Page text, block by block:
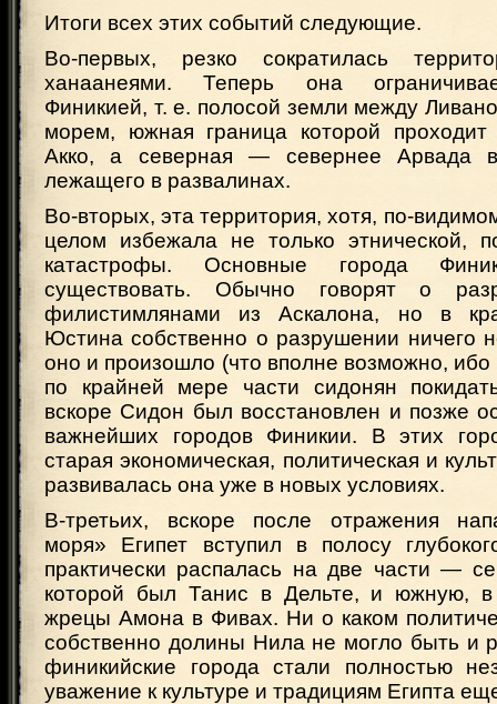
Итоги всех этих событий следующие.
Во-первых, резко сократилась
ханаанеями. Теперь она
Финикией, т. е. полосой земли между
морем, южная граница которой проходит
Акко, а северная — севернее Арвада
лежащего в развалинах.
Во-вторых, эта территория, хотя, по-
целом избежала не только этнической,
катастрофы. Основные города
существовать. Обычно говорят о
филистимлянами из Аскалона, но в
Юстина собственно о разрушении ничего
оно и произошло (что вполне возможно,
по крайней мере части сидонян
вскоре Сидон был восстановлен и позже
важнейших городов Финикии. В этих
старая экономическая, политическая и
развивалась она уже в новых условиях.
В-третьих, вскоре после отражения
моря» Египет вступил в полосу
практически распалась на две части —
которой был Танис в Дельте, и южную, в
жрецы Амона в Фивах. Ни о каком
собственно долины Нила не могло быть и
финикийские города стали полностью
уважение к культуре и традициям Египта